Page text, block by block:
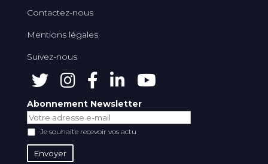
Contactez-nous
Mentions légales
Suivez-nous
Abonnement Newsletter
Je souhaite recevoir vos actu